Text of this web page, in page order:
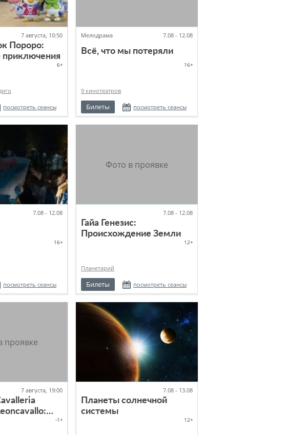
7 августа, 10:50
Пороро:
6+
посмотреть сеансы
Мелодрама 7.08 - 12.08
Всё, что мы потеряли
16+
9 кинотеатров
Билеты посмотреть сеансы
7.08 - 12.08
16+
посмотреть сеансы
7.08 - 12.08
Гайа Генезис:
Происхождение Земли
12+
Планетарий
Билеты посмотреть сеансы
7 августа, 19:00
-1+
7.08 - 13.08
Планеты солнечной
системы
12+